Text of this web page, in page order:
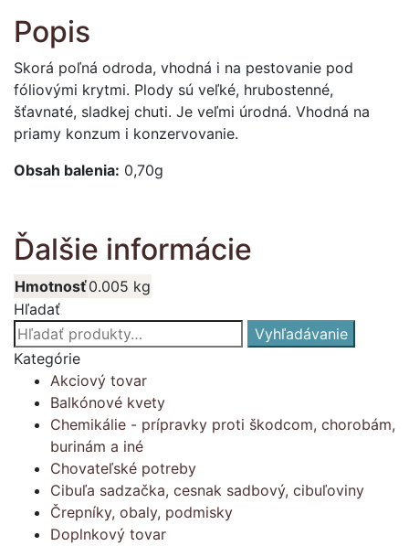
Popis
Skorá poľná odroda, vhodná i na pestovanie pod
fóliovými krytmi. Plody sú veľké, hrubostenné,
šťavnaté, sladkej chuti. Je veľmi úrodná. Vhodná na
priamy konzum i konzervovanie.
Obsah balenia: 0,70g
Ďalšie informácie
Hmotnosť0.005 kg
Hľadať
Hľadať:
Vyhľadávanie
Kategórie
Akciový tovar
Balkónové kvety
Chemikálie - prípravky proti škodcom, chorobám,
burinám a iné
Chovateľské potreby
Cibuľa sadzačka, cesnak sadbový, cibuľoviny
Črepníky, obaly, podmisky
Doplnkový tovar